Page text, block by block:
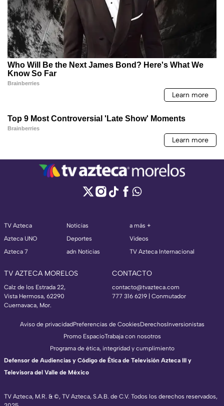
TV Azteca
Azteca UNO
Azteca 7
Noticias
Deportes
adn Noticias
a más +
Videos
TV Azteca Internacional
TV AZTECA MORELOS
Calz de los Estrada 22,
Vista Hermosa, 62290
Cuernavaca, Mor.
CONTACTO
contacto@tvazteca.com
777 316 6219 | Conmutador
TV Azteca, M.R. & ©, TV Azteca, S.A.B. de C.V. Todos los derechos reservados,
Aviso de privacidadPreferencias de CookiesDerechosInversionistas
Promo EspacioTrabaja con nosotros
Programa de ética, integridad y cumplimiento
Defensor de Audiencias y Código de Ética de Televisión Azteca III y
Televisora del Valle de México